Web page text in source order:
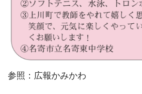
参照：広報かみかわ